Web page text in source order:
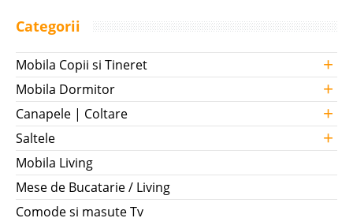
Categorii
Mobila Copii si Tineret +
Mobila Dormitor +
Canapele | Coltare +
Saltele +
Mobila Living
Mese de Bucatarie / Living
Comode si masute Tv